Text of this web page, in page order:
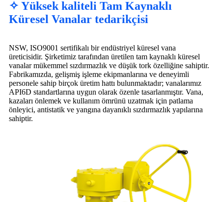
✧ Yüksek kaliteli Tam Kaynaklı
Küresel Vanalar tedarikçisi
NSW, ISO9001 sertifikalı bir endüstriyel küresel vana
üreticisidir. Şirketimiz tarafından üretilen tam kaynaklı küresel
vanalar mükemmel sızdırmazlık ve düşük tork özelliğine sahiptir.
Fabrikamızda, gelişmiş işleme ekipmanlarına ve deneyimli
personele sahip birçok üretim hattı bulunmaktadır; vanalarımız
API6D standartlarına uygun olarak özenle tasarlanmıştır. Vana,
kazaları önlemek ve kullanım ömrünü uzatmak için patlama
önleyici, antistatik ve yangına dayanıklı sızdırmazlık yapılarına
sahiptir.